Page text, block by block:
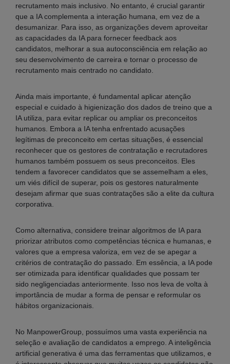
recrutamento mais inclusivo. No entanto, é crucial garantir
que a IA complementa a interação humana, em vez de a
desumanizar. Para isso, as organizações devem aproveitar
as capacidades da IA para fornecer feedback aos
candidatos, melhorar a sua autoconsciência em relação ao
seu desenvolvimento de carreira e tornar o processo de
recrutamento mais centrado no candidato.
Ainda mais importante, é fundamental aplicar atenção
especial e cuidado à higienização dos dados de treino que a
IA utiliza, para evitar replicar ou ampliar os preconceitos
humanos. Embora a IA tenha enfrentado acusações
legítimas de preconceito em certas situações, é essencial
reconhecer que os gestores de contratação e recrutadores
humanos também possuem os seus preconceitos. Eles
tendem a favorecer candidatos que se assemelham a eles,
um viés difícil de superar, pois os gestores naturalmente
desejam afirmar que suas contratações são a elite da cultura
corporativa.
Como alternativa, considere treinar algoritmos de IA para
priorizar atributos como competências técnica e humanas, e
valores que a empresa valoriza, em vez de se apegar a
critérios de contratação do passado. Em essência, a IA pode
ser otimizada para identificar qualidades que possam ter
sido negligenciadas anteriormente. Isso nos leva de volta à
importância de mudar a forma de pensar e reformular os
hábitos organizacionais.
No ManpowerGroup, possuímos uma vasta experiência na
seleção e avaliação de candidatos a emprego. A inteligência
artificial generativa é uma das ferramentas que utilizamos, e